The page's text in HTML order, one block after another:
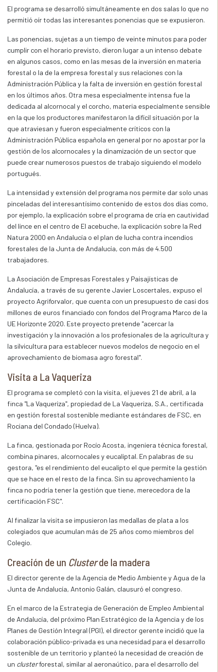
El programa se desarrolló simultáneamente en dos salas lo que no
permitió oír todas las interesantes ponencias que se expusieron.
Las ponencias, sujetas a un tiempo de veinte minutos para poder
cumplir con el horario previsto, dieron lugar a un intenso debate
en algunos casos, como en las mesas de la inversión en materia
forestal o la de la empresa forestal y sus relaciones con la
Administración Pública y la falta de inversión en gestión forestal
en los últimos años. Otra mesa especialmente intensa fue la
dedicada al alcornocal y el corcho, materia especialmente sensible
en la que los productores manifestaron la difícil situación por la
que atraviesan y fueron especialmente críticos con la
Administración Pública española en general por no apostar por la
gestión de los alcornocales y la dinamización de un sector que
puede crear numerosos puestos de trabajo siguiendo el modelo
portugués.
La intensidad y extensión del programa nos permite dar solo unas
pinceladas del interesantísimo contenido de estos dos días como,
por ejemplo, la explicación sobre el programa de cría en cautividad
del lince en el centro de El acebuche, la explicación sobre la Red
Natura 2000 en Andalucía o el plan de lucha contra incendios
forestales de la Junta de Andalucía, con más de 4.500
trabajadores.
La Asociación de Empresas Forestales y Paisajísticas de
Andalucía, a través de su gerente Javier Loscertales, expuso el
proyecto Agriforvalor, que cuenta con un presupuesto de casi dos
millones de euros financiado con fondos del Programa Marco de la
UE Horizonte 2020. Este proyecto pretende "acercar la
investigación y la innovación a los profesionales de la agricultura y
la silvicultura para establecer nuevos modelos de negocio en el
aprovechamiento de biomasa agro forestal".
Visita a La Vaqueriza
El programa se completó con la visita, el jueves 21 de abril, a la
finca "La Vaqueriza", propiedad de La Vaqueriza, S.A., certificada
en gestión forestal sostenible mediante estándares de FSC, en
Rociana del Condado (Huelva).
La finca, gestionada por Rocío Acosta, ingeniera técnica forestal,
combina pinares, alcornocales y eucaliptal. En palabras de su
gestora, "es el rendimiento del eucalipto el que permite la gestión
que se hace en el resto de la finca. Sin su aprovechamiento la
finca no podría tener la gestión que tiene, merecedora de la
certificación FSC".
Al finalizar la visita se impusieron las medallas de plata a los
colegiados que acumulan más de 25 años como miembros del
Colegio.
Creación de un Clusterde la madera
El director gerente de la Agencia de Medio Ambiente y Agua de la
Junta de Andalucía, Antonio Galán, clausuró el congreso.
En el marco de la Estrategia de Generación de Empleo Ambiental
de Andalucía, del próximo Plan Estratégico de la Agencia y de los
Planes de Gestión Integral (PGI), el director gerente incidió que la
colaboración público-privada es una necesidad para el desarrollo
sostenible de un territorio y planteó la necesidad de creación de
un clusterforestal, similar al aeronaútico, para el desarrollo del